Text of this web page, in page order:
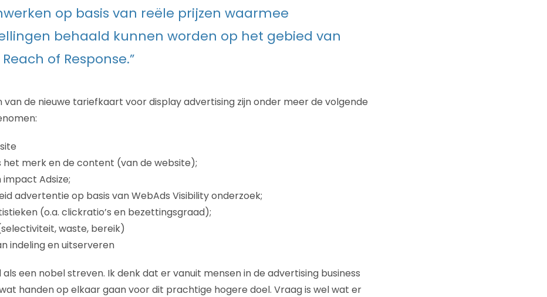
op basis van reële prijzen waarmee
behaald kunnen worden op het gebied van
of Response.”
van de nieuwe tariefkaart voor display advertising zijn onder meer de volgende
het merk en de content (van de website);
Adsize;
advertentie op basis van WebAds Visibility onderzoek;
(o.a. clickratio’s en bezettingsgraad);
waste, bereik)
indeling en uitserveren
een nobel streven. Ik denk dat er vanuit mensen in de advertising business
handen op elkaar gaan voor dit prachtige hogere doel. Vraag is wel wat er